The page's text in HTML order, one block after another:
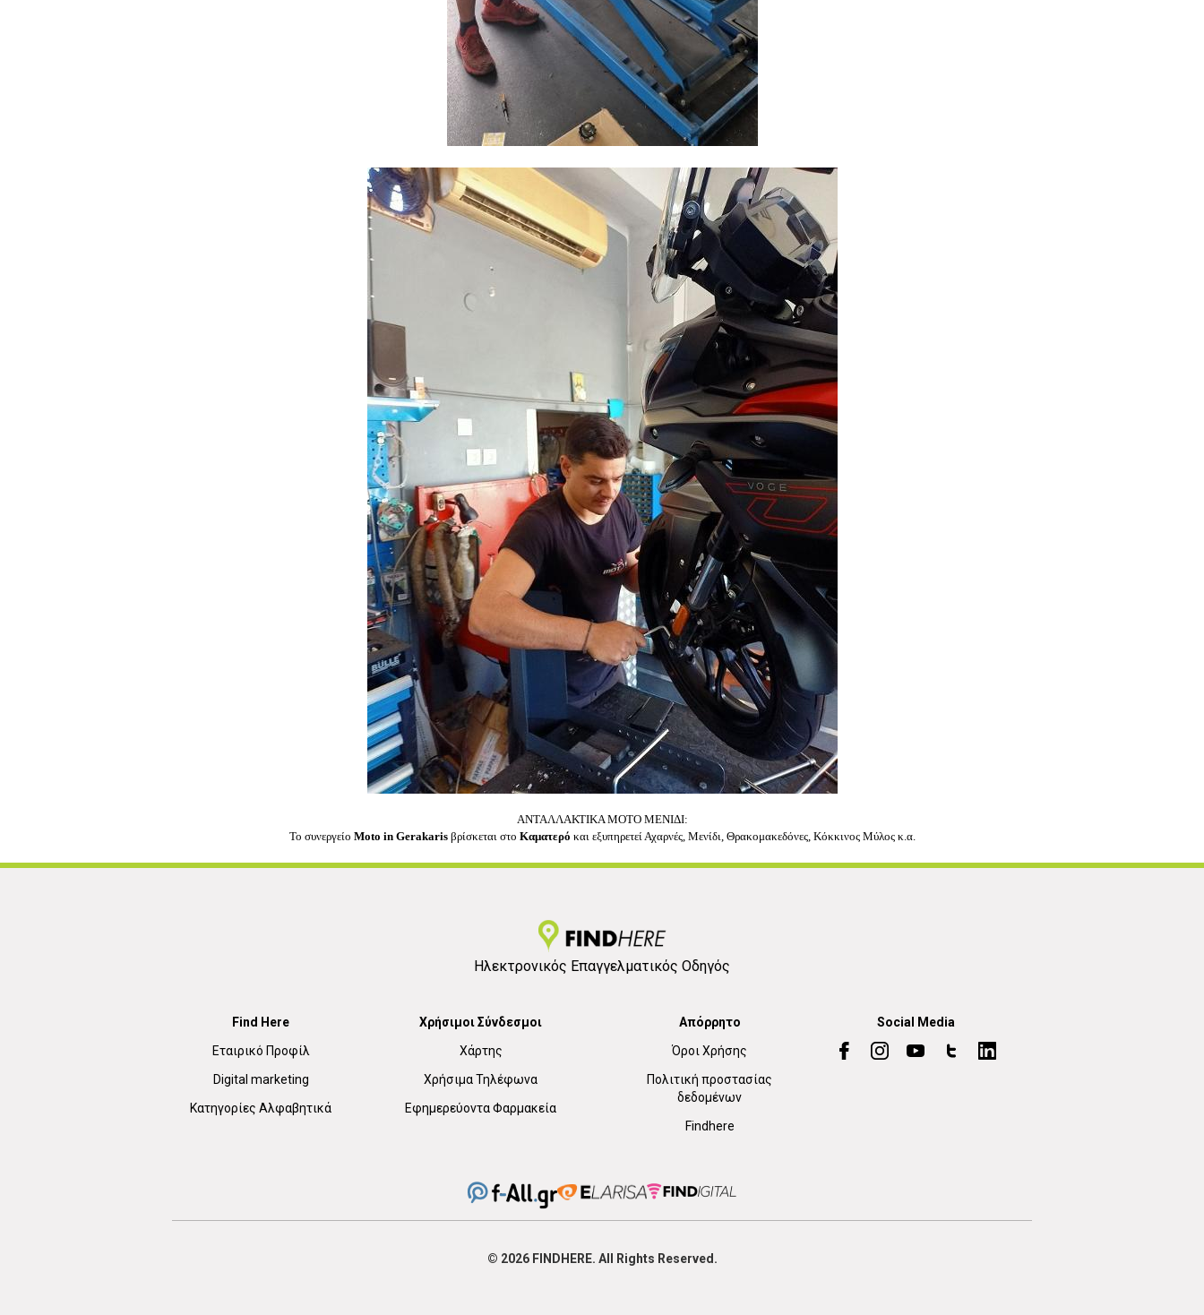
ΑΝΤΑΛΛΑΚΤΙΚΑ MOTO ΜΕΝΙΔΙ:
Το συνεργείο Moto in Gerakarisβρίσκεται στο Καματερό και εξυπηρετεί Αχαρνές, Μενίδι, Θρακομακεδόνες, Κόκκινος Μύλος κ.α.
Ηλεκτρονικός Επαγγελματικός Οδηγός
Find Here
Εταιρικό Προφίλ
Digital marketing
Κατηγορίες Αλφαβητικά
Χρήσιμοι Σύνδεσμοι
Χάρτης
Χρήσιμα Τηλέφωνα
Εφημερεύοντα Φαρμακεία
Απόρρητο
Όροι Χρήσης
Πολιτική προστασίας
δεδομένων
Findhere
Social Media
© 2026 FIND HERE. All Rights Reserved.